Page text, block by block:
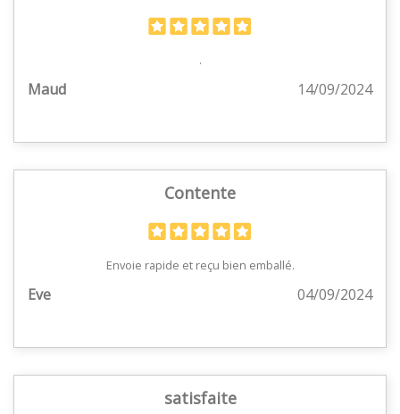
.
Maud 14/09/2024
Contente
Envoie rapide et reçu bien emballé.
Eve 04/09/2024
satisfaite